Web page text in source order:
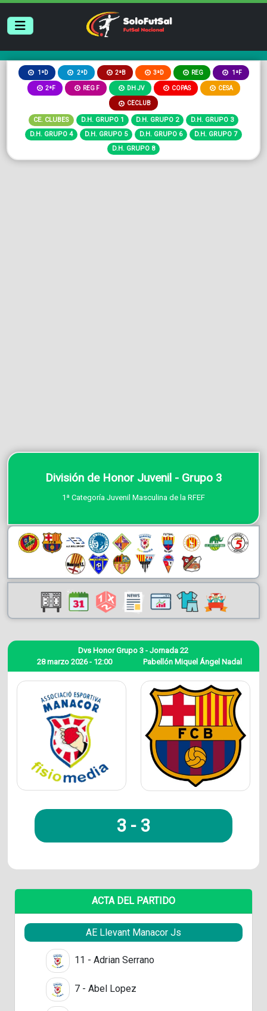
1ªD 2ªD 2ªB 3ªD REG 1ªF
2ªF REG F DH JV COPAS CESA
CECLUB
CE. CLUBES D.H. GRUPO 1 D.H. GRUPO 2
D.H. GRUPO 3
D.H. GRUPO 4
D.H. GRUPO 5 D.H. GRUPO 6
D.H. GRUPO 7
D.H. GRUPO 8
División de Honor Juvenil - Grupo 3
1ª Categoría Juvenil Masculina de la RFEF
28 marzo 2026 - 12:00
Dvs Honor Grupo 3 - Jornada 22
Pabellón Miquel Ángel Nadal
3 - 3
ACTA DEL PARTIDO
AE Llevant Manacor Js
11 - Adrian Serrano
7 - Abel Lopez